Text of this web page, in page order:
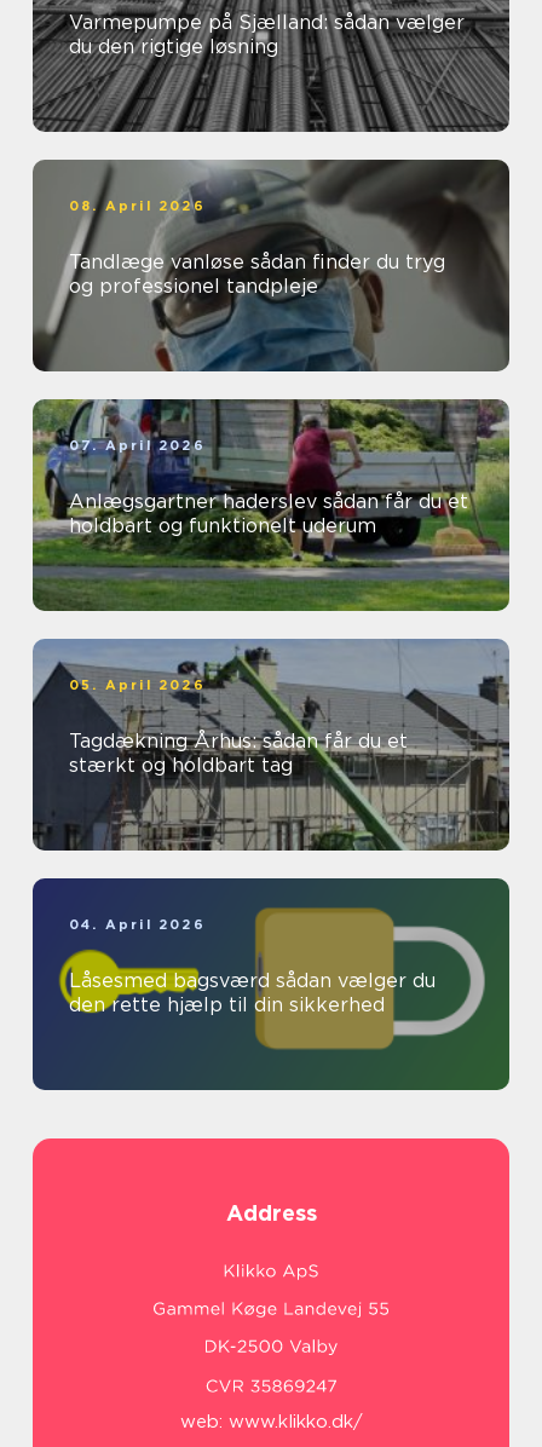
Varmepumpe på Sjælland: sådan vælger
du den rigtige løsning
08. April 2026
Tandlæge vanløse sådan finder du tryg
og professionel tandpleje
07. April 2026
Anlægsgartner haderslev sådan får du et
holdbart og funktionelt uderum
05. April 2026
Tagdækning Århus: sådan får du et
stærkt og holdbart tag
04. April 2026
Låsesmed bagsværd sådan vælger du
den rette hjælp til din sikkerhed
Address
web: www.klikko.dk/